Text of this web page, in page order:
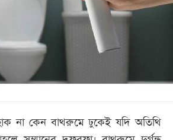
না কেন বাথরুমে ঢুকেই যদি অতিথি